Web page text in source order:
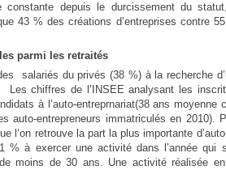
constante depuis le durcissement du
43 % des créations d’entreprises contre
parmi les retraités
salariés du privés (38 %) à la recherche
Les chiffres de l’INSEE analysant les
à l’auto-entreprnariat(38 ans moyenne
auto-entrepreneurs immatriculés en 2010).
l’on retrouve la part la plus importante
% à exercer une activité dans l’année qui
moins de 30 ans. Une activité réalisée